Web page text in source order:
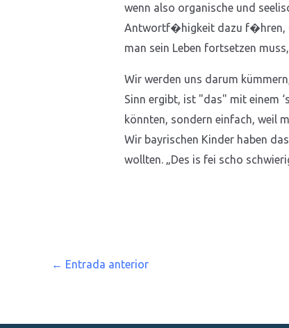
wenn also organische und
Antwortf�higkeit dazu f�hren,
man sein Leben fortsetzen
Wir werden uns darum
Sinn ergibt, ist "das" mit einem
könnten, sondern einfach, weil
Wir bayrischen Kinder haben
wollten. „Des is fei scho
← Entrada anterior